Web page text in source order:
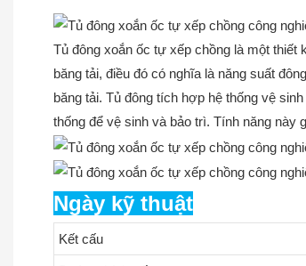
Tủ đông xoắn ốc tự xếp chồng là một thiết
băng tải, điều đó có nghĩa là năng suất
băng tải. Tủ đông tích hợp hệ thống vệ
thống để vệ sinh và bảo trì. Tính năng này
Ngày kỹ thuật
Kết cấu